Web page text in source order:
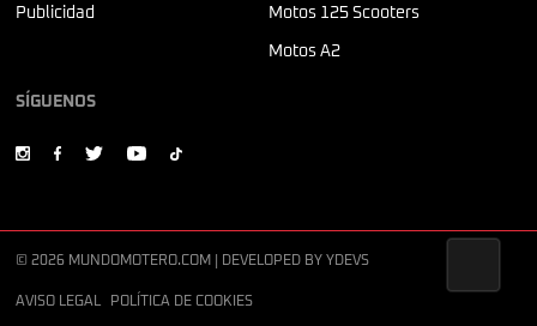
Publicidad Motos 125 Scooters
Motos A2
SÍGUENOS
© 2026 MUNDOMOTERO.COM | DEVELOPED BY YDEVS
AVISO LEGAL POLÍTICA DE COOKIES